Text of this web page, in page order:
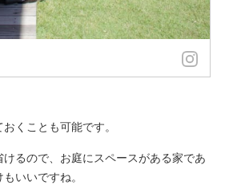
くことも可能です。
るので、お庭にスペースがある家であ
いいですね。